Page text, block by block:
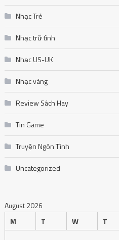
Nhạc Trẻ
Nhạc trữ tình
Nhạc US-UK
Nhạc vàng
Review Sách Hay
Tin Game
Truyện Ngôn Tình
Uncategorized
August 2026
M
T W T